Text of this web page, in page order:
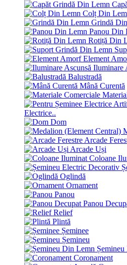
Colț Din
Grindă
Panou Din
Rotiță Din
Element
Iluminare
Balustradă
Mână Curentă
Electrice..
Dom
Arcade
Arcade Uși
Coloane
Oglindă
Ornament
Panou
Panou
Relief
Plintă
Șeminee
Șemineu
Coronament